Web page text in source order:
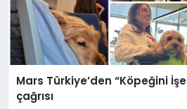
Mars Türkiye’den “Köpeğini
çağrısı